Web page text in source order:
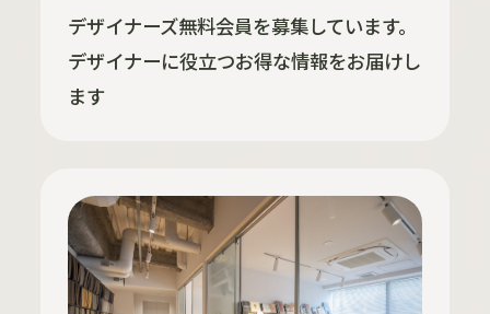
デザイナーズ無料会員を募集しています。
デザイナーに役立つお得な情報をお届けし
ます